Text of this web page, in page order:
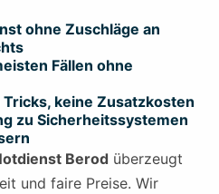
ohne Zuschläge an
Fällen ohne
Tricks, keine Zusatzkosten
zu Sicherheitssystemen
Berod überzeugt
und faire Preise. Wir